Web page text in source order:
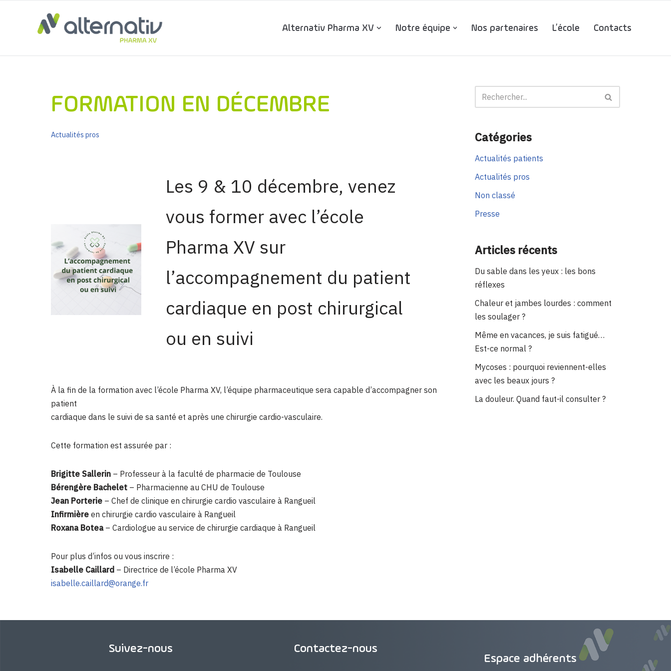
contenu
Alternativ Pharma XV Notre équipe Nos partenaires L’école Contacts
FORMATION EN DÉCEMBRE
Actualités pros
Les 9 & 10 décembre, venez
vous former avec l’école
Pharma XV sur
l’accompagnement du patient
cardiaque en post chirurgical
ou en suivi
À la fin de la formation avec l’école Pharma XV, l’équipe pharmaceutique sera capable d’accompagner son
patient
cardiaque dans le suivi de sa santé et après une chirurgie cardio-vasculaire.
Cette formation est assurée par :
Brigitte Sallerin – Professeur à la faculté de pharmacie de Toulouse
Bérengère Bachelet – Pharmacienne au CHU de Toulouse
Jean Porterie – Chef de clinique en chirurgie cardio vasculaire à Rangueil
Infirmière en chirurgie cardio vasculaire à Rangueil
Roxana Botea– Cardiologue au service de chirurgie cardiaque à Rangueil
Pour plus d’infos ou vous inscrire :
Isabelle Caillard – Directrice de l’école Pharma XV
isabelle.caillard@orange.fr
Catégories
Actualités patients
Actualités pros
Non classé
Presse
Articles récents
Du sable dans les yeux : les bons
réflexes
Chaleur et jambes lourdes : comment
les soulager ?
Même en vacances, je suis fatigué…
Est-ce normal ?
Mycoses : pourquoi reviennent-elles
avec les beaux jours ?
La douleur. Quand faut-il consulter ?
Suivez-nous
Contactez-nous
Espace adhérents